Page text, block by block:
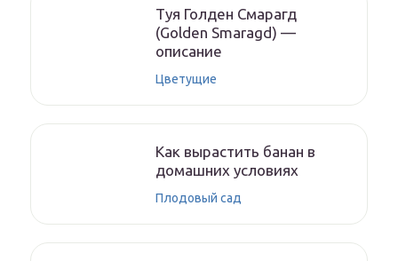
Туя Голден Смарагд
(Golden Smaragd) —
описание
Цветущие
Как вырастить банан в
домашних условиях
Плодовый сад